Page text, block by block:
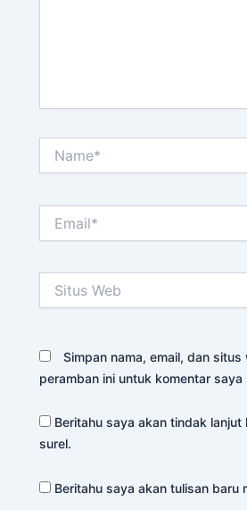
Web
Simpan nama, email, dan
peramban ini untuk komentar saya
Beritahu saya akan tindak lanjut
surel.
Beritahu saya akan tulisan baru